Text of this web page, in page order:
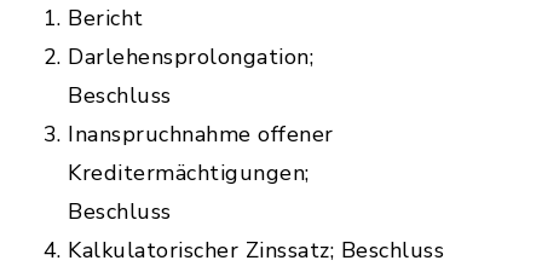
Bericht
Darlehensprolongation;
Beschluss
Inanspruchnahme offener
Kreditermächtigungen;
Beschluss
Kalkulatorischer Zinssatz; Beschluss